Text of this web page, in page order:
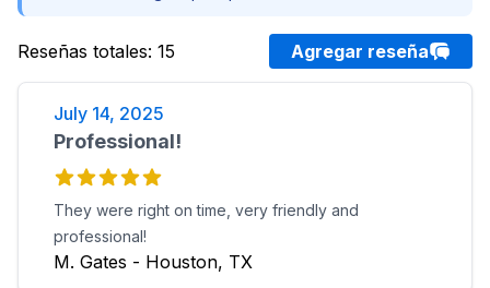
Reseñas totales: 15 Agregar reseña
July 14, 2025
Professional!
They were right on time, very friendly and
professional!
M. Gates - Houston, TX